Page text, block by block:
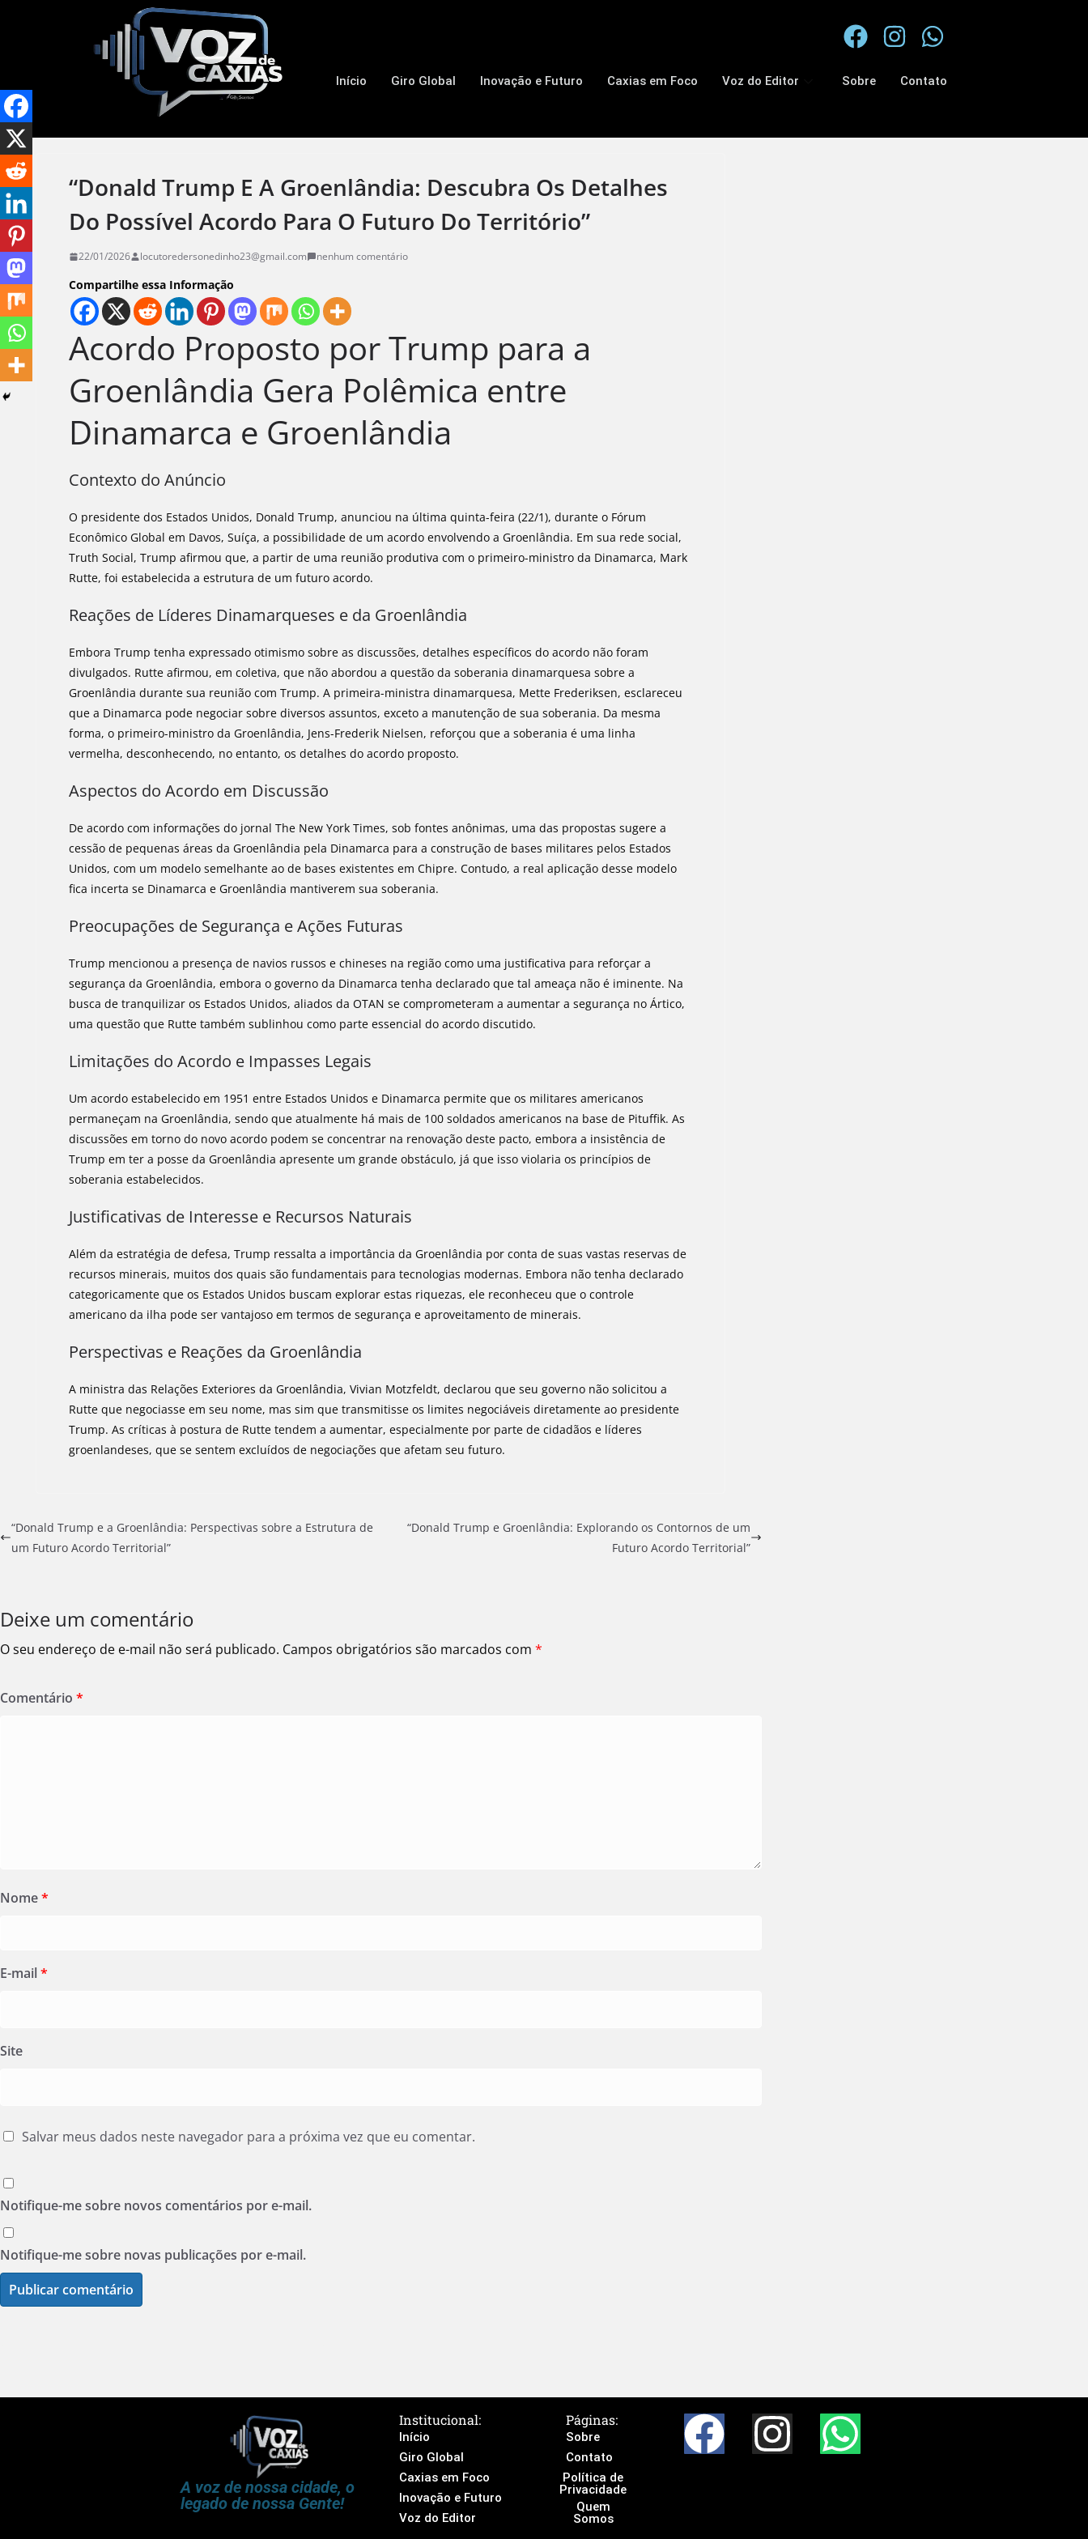
Início Giro Global Inovação e Futuro Caxias em Foco Voz do Editor Sobre Contato
“Donald Trump E A Groenlândia: Descubra Os Detalhes
Do Possível Acordo Para O Futuro Do Território”
22/01/2026 locutoredersonedinho23@gmail.com nenhum comentário
Compartilhe essa Informação
Acordo Proposto por Trump para a
Groenlândia Gera Polêmica entre
Dinamarca e Groenlândia
Contexto do Anúncio
O presidente dos Estados Unidos, Donald Trump, anunciou na última quinta-feira (22/1), durante o Fórum
Econômico Global em Davos, Suíça, a possibilidade de um acordo envolvendo a Groenlândia. Em sua rede social,
Truth Social, Trump afirmou que, a partir de uma reunião produtiva com o primeiro-ministro da Dinamarca, Mark
Rutte, foi estabelecida a estrutura de um futuro acordo.
Reações de Líderes Dinamarqueses e da Groenlândia
Embora Trump tenha expressado otimismo sobre as discussões, detalhes específicos do acordo não foram
divulgados. Rutte afirmou, em coletiva, que não abordou a questão da soberania dinamarquesa sobre a
Groenlândia durante sua reunião com Trump. A primeira-ministra dinamarquesa, Mette Frederiksen, esclareceu
que a Dinamarca pode negociar sobre diversos assuntos, exceto a manutenção de sua soberania. Da mesma
forma, o primeiro-ministro da Groenlândia, Jens-Frederik Nielsen, reforçou que a soberania é uma linha
vermelha, desconhecendo, no entanto, os detalhes do acordo proposto.
Aspectos do Acordo em Discussão
De acordo com informações do jornal The New York Times, sob fontes anônimas, uma das propostas sugere a
cessão de pequenas áreas da Groenlândia pela Dinamarca para a construção de bases militares pelos Estados
Unidos, com um modelo semelhante ao de bases existentes em Chipre. Contudo, a real aplicação desse modelo
fica incerta se Dinamarca e Groenlândia mantiverem sua soberania.
Preocupações de Segurança e Ações Futuras
Trump mencionou a presença de navios russos e chineses na região como uma justificativa para reforçar a
segurança da Groenlândia, embora o governo da Dinamarca tenha declarado que tal ameaça não é iminente. Na
busca de tranquilizar os Estados Unidos, aliados da OTAN se comprometeram a aumentar a segurança no Ártico,
uma questão que Rutte também sublinhou como parte essencial do acordo discutido.
Limitações do Acordo e Impasses Legais
Um acordo estabelecido em 1951 entre Estados Unidos e Dinamarca permite que os militares americanos
permaneçam na Groenlândia, sendo que atualmente há mais de 100 soldados americanos na base de Pituffik. As
discussões em torno do novo acordo podem se concentrar na renovação deste pacto, embora a insistência de
Trump em ter a posse da Groenlândia apresente um grande obstáculo, já que isso violaria os princípios de
soberania estabelecidos.
Justificativas de Interesse e Recursos Naturais
Além da estratégia de defesa, Trump ressalta a importância da Groenlândia por conta de suas vastas reservas de
recursos minerais, muitos dos quais são fundamentais para tecnologias modernas. Embora não tenha declarado
categoricamente que os Estados Unidos buscam explorar estas riquezas, ele reconheceu que o controle
americano da ilha pode ser vantajoso em termos de segurança e aproveitamento de minerais.
Perspectivas e Reações da Groenlândia
A ministra das Relações Exteriores da Groenlândia, Vivian Motzfeldt, declarou que seu governo não solicitou a
Rutte que negociasse em seu nome, mas sim que transmitisse os limites negociáveis diretamente ao presidente
Trump. As críticas à postura de Rutte tendem a aumentar, especialmente por parte de cidadãos e líderes
groenlandeses, que se sentem excluídos de negociações que afetam seu futuro.
“Donald Trump e a Groenlândia: Perspectivas sobre a Estrutura de
um Futuro Acordo Territorial”
“Donald Trump e Groenlândia: Explorando os Contornos de um
Futuro Acordo Territorial”
Deixe um comentário
O seu endereço de e-mail não será publicado. Campos obrigatórios são marcados com *
Comentário *
Nome*
E-mail*
Site
Salvar meus dados neste navegador para a próxima vez que eu comentar.
Notifique-me sobre novos comentários por e-mail.
Notifique-me sobre novas publicações por e-mail.
A voz de nossa cidade, o
legado de nossa Gente!
Institucional:
Início
Giro Global
Caxias em Foco
Inovação e Futuro
Voz do Editor
Páginas:
Sobre
Contato
Política de
Privacidade
Quem
Somos